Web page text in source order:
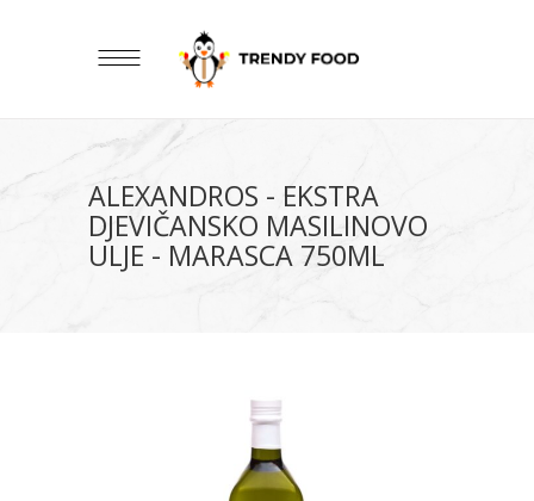
ALEXANDROS - EKSTRA
DJEVIČANSKO MASILINOVO
ULJE - MARASCA 750ML